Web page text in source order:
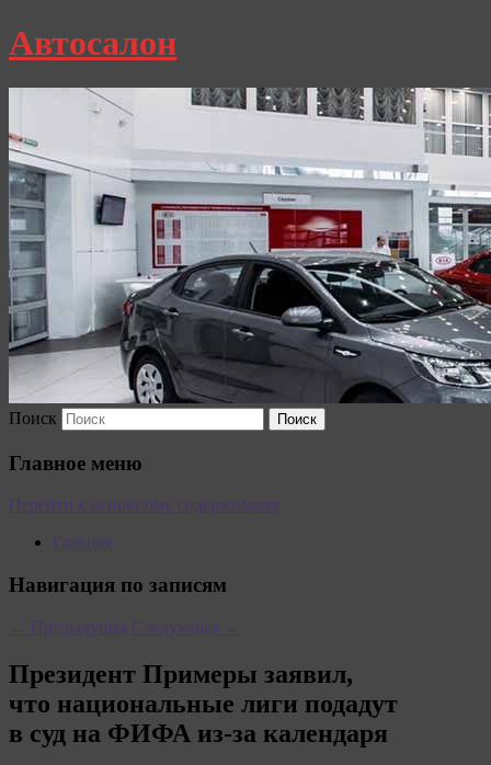
Автосалон
Поиск
Главное меню
Перейти к основному содержимому
Главная
Навигация по записям
← Предыдущая Следующая →
Президент Примеры заявил,
что национальные лиги подадут
в суд на ФИФА из-за календаря